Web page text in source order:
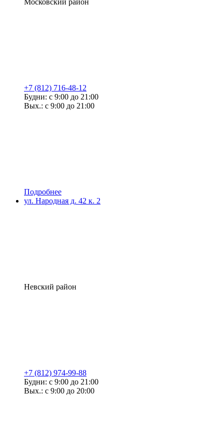
Московский район
+7 (812) 716-48-12
Будни: с 9:00 до 21:00
Вых.: с 9:00 до 21:00
Подробнее
ул. Народная д. 42 к. 2
Невский район
+7 (812) 974-99-88
Будни: с 9:00 до 21:00
Вых.: с 9:00 до 20:00